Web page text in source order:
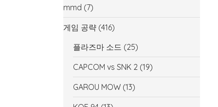
mmd (7)
게임 공략(416)
플라즈마 소드 (25)
CAPCOM vs SNK 2(19)
GAROU MOW(13)